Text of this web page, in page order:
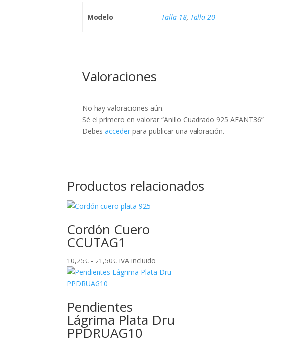
Modelo Talla 18, Talla 20
Valoraciones
No hay valoraciones aún.
Sé el primero en valorar “Anillo Cuadrado 925 AFANT36”
Debesacceder para publicar una valoración.
Productos relacionados
Cordón Cuero
CCUTAG1
10,25€ - 21,50€Rango
de
10,25€
hasta
21,50€
IVA incluido
Pendientes
Lágrima Plata Dru
PPDRUAG10